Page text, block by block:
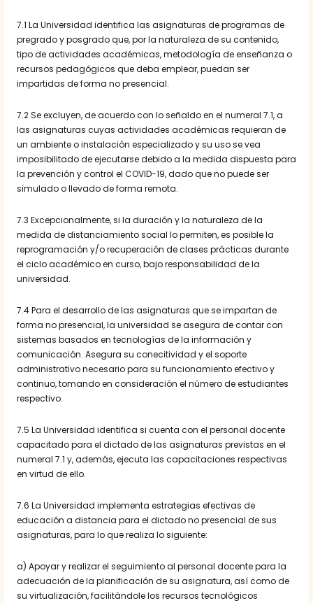
7.1 La Universidad identifica las asignaturas de programas de
pregrado y posgrado que, por la naturaleza de su contenido,
tipo de actividades académicas, metodología de enseñanza o
recursos pedagógicos que deba emplear, puedan ser
impartidas de forma no presencial.
7.2 Se excluyen, de acuerdo con lo señaldo en el numeral 7.1, a
las asignaturas cuyas actividades académicas requieran de
un ambiente o instalación especializado y su uso se vea
imposibilitado de ejecutarse debido a la medida dispuesta para
la prevención y control el COVID-19, dado que no puede ser
simulado o llevado de forma remota.
7.3 Excepcionalmente, si la duración y la naturaleza de la
medida de distanciamiento social lo permiten, es posible la
reprogramación y/o recuperación de clases prácticas durante
el ciclo académico en curso, bajo responsabilidad de la
universidad.
7.4 Para el desarrollo de las asignaturas que se impartan de
forma no presencial, la universidad se asegura de contar con
sistemas basados en tecnologías de la información y
comunicación. Asegura su conecitividad y el soporte
administrativo necesario para su funcionamiento efectivo y
continuo, tomando en consideración el número de estudiantes
respectivo.
7.5 La Universidad identifica si cuenta con el personal docente
capacitado para el dictado de las asignaturas previstas en el
numeral 7.1 y, además, ejecuta las capacitaciones respectivas
en virtud de ello.
7.6 La Universidad implementa estrategias efectivas de
educación a distancia para el dictado no presencial de sus
asignaturas, para lo que realiza lo siguiente:
a) Apoyar y realizar el seguimiento al personal docente para la
adecuación de la planificación de su asignatura, así como de
su virtualización, facilitándole los recursos tecnológicos